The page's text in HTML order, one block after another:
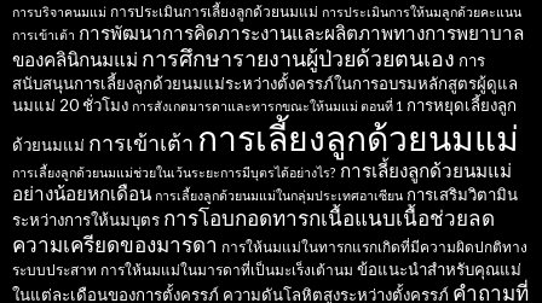
การบริจาคนมแม่ การประเมินการเลี้ยงลูกด้วยนมแม่ การประเมินการให้นมลูกด้วยคะแนน
การเข้าเต้า การพัฒนาการคิดภาระงานและผลิตภาพทางการพยาบาล
ของคลินิกนมแม่ การศึกษารายงานผู้ป่วยด้วยตนเอง การ
สนับสนุนการเลี้ยงลูกด้วยนมแม่ระหว่างตั้งครรภ์ในการอบรมหลักสูตรผู้ดูแล
นมแม่ 20 ชั่วโมง การสังเกตมารดาและทารกขณะให้นมแม่ ตอนที่ 1 การหยุดเลี้ยงลูก
ด้วยนมแม่ การเข้าเต้า การเลี้ยงลูกด้วยนมแม่
การเลี้ยงลูกด้วยนมแม่ช่วยในเว้นระยะการมีบุตรได้อย่างไร? การเลี้ยงลูกด้วยนมแม่
อย่างน้อยหกเดือน การเลี้ยงลูกด้วยนมแม่ในกลุ่มประเทศอาเซียน การเสริมวิตามิน
ระหว่างการให้นมบุตร การโอบกอดทารกเนื้อแนบเนื้อช่วยลด
ความเครียดของมารดา การให้นมแม่ในทารกแรกเกิดที่มีความผิดปกติทาง
ระบบประสาท การให้นมแม่ในมารดาที่เป็นมะเร็งเต้านม ข้อแนะนำสำหรับคุณแม่
ในแต่ละเดือนของการตั้งครรภ์ ความดันโลหิตสูงระหว่างตั้งครรภ์ คำถามที่